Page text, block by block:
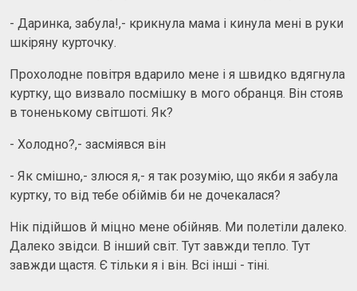
- Даринка, забула!,- крикнула мама і кинула мені в руки
шкіряну курточку.
Прохолодне повітря вдарило мене і я швидко вдягнула
куртку, що визвало посмішку в мого обранця. Він стояв
в тоненькому світшоті. Як?
- Холодно?,- засміявся він
- Як смішно,- злюся я,- я так розумію, що якби я забула
куртку, то від тебе обіймів би не дочекалася?
Нік підійшов й міцно мене обійняв. Ми полетіли далеко.
Далеко звідси. В інший світ. Тут завжди тепло. Тут
завжди щастя. Є тільки я і він. Всі інші - тіні.